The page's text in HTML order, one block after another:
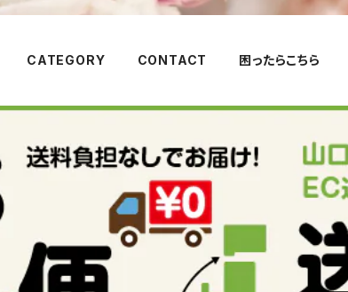
CATEGORY CONTACT 困ったらこちら